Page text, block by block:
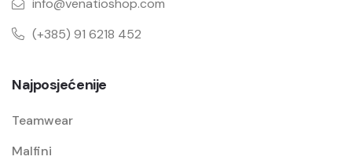
info@venatioshop.com
(+385) 91 6218 452
Najposjećenije
Teamwear
Malfini